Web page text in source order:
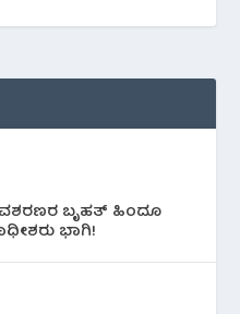
ಬೃಹತ್ ಹಿಂದೂ
ಭಾಗಿ!